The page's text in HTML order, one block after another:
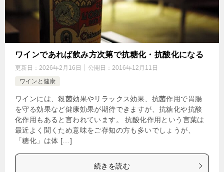
ワインであれば飲み方次第で抗糖化・抗酸化になる
更新日： 2026年2月16日 公開日： 2016年12月11日
ワインと健康
ワインには、殺菌効果やリラックス効果、抗菌作用で胃腸
を守る効果など健康効果が期待できますが、抗糖化や抗酸
化作用もあると言われています。 抗酸化作用という言葉は
最近よく聞くため意味をご存知の方も多いでしょうが、
「糖化」は体 […]
続きを読む